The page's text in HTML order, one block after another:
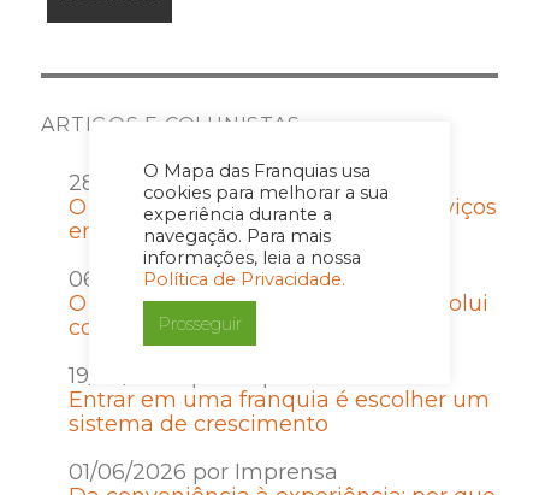
O Mapa das Franquias usa
cookies para melhorar a sua
experiência durante a
navegação. Para mais
informações, leia a nossa
Política de Privacidade.
Prosseguir
ARTIGOS E COLUNISTAS
28/07/2026 por Imprensa
O que empreender no setor de serviços
ensina sobre gestão e disciplina
06/07/2026 por Imprensa
O Contrato de Franquia que não evolui
com a rede vira passivo
19/06/2026 por Imprensa
Entrar em uma franquia é escolher um
sistema de crescimento
01/06/2026 por Imprensa